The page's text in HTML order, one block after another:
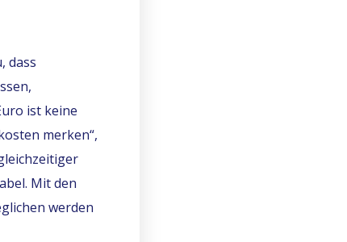
dass
ist keine
merken“,
Mit den
werden